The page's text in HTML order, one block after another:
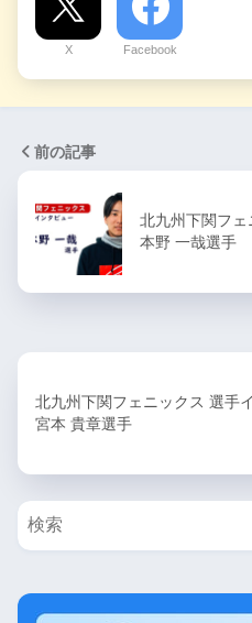
X Facebook
前の記事
北九州下関フ
本野 一哉選手
北九州下関フェニックス 選手
宮本 貴章選手